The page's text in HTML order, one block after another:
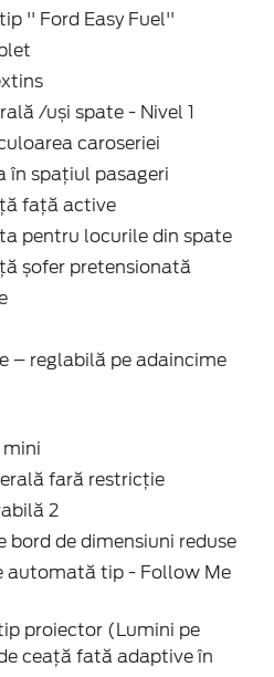
'' Ford Easy Fuel''
/uși spate - Nivel 1
caroseriei
în spaţiul pasageri
faţă active
pentru locurile din spate
șofer pretensionată
– reglabilă pe adaincime
fară restricție
2
bord de dimensiuni reduse
automată tip - Follow Me
proiector (Lumini pe
ceață fată adaptive în